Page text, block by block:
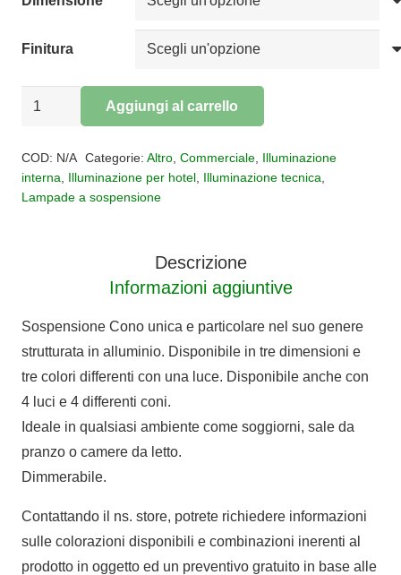
Finitura
Sospensione
quantità
Aggiungi al carrello
COD: N/A Categorie: Altro, Commerciale, Illuminazione
interna
Illuminazione per hotel Illuminazione tecnica
Lampade a sospensione
Descrizione
Informazioni aggiuntive
Sospensione Cono unica e particolare nel suo genere
strutturata in alluminio. Disponibile in tre dimensioni e
tre colori differenti con una luce. Disponibile anche con
4 luci e 4 differenti coni.
Ideale in qualsiasi ambiente come soggiorni, sale da
pranzo o camere da letto.
Dimmerabile.
Contattando il ns. store, potrete richiedere informazioni
sulle colorazioni disponibili e combinazioni inerenti al
prodotto in oggetto ed un preventivo gratuito in base alle